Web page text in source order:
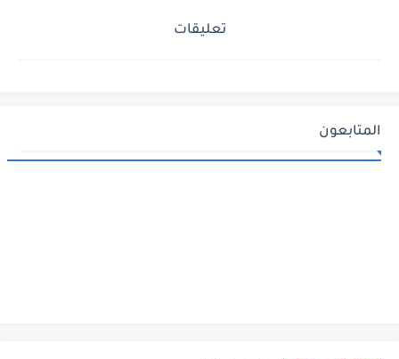
تعليقات
المتابعون